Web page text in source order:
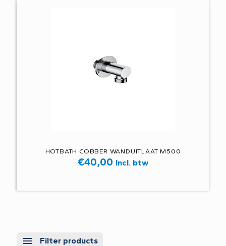
HOTBATH COBBER WANDUITLAAT M500
€40,00 Incl. btw
Filter products